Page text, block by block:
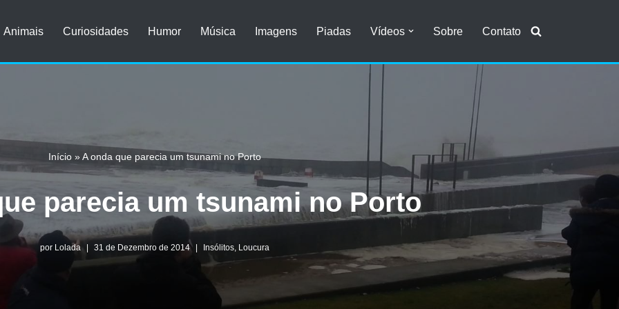
Animais Curiosidades Humor Música Imagens Piadas Vídeos Sobre Contato
Início »A onda que parecia um tsunami no Porto
parecia um tsunami no Porto
por Lolada 31 de Dezembro de 2014 Insólitos Loucura